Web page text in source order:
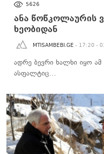
5626
ანა წოწკოლაურის
ხეობიდან
MTISAMBEBI.GE - 17:20 -
ადრე ბევრი ხალხი იყო ამ
ასფალტიც…